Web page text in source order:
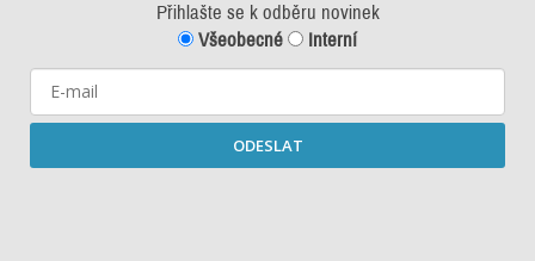
Přihlašte se k odběru novinek
Všeobecné
Interní
ODESLAT